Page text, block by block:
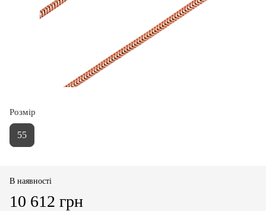
Розмір
55
В наявності
10 612 грн